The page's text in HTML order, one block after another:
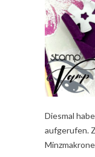
Diesmal
aufgerufen.